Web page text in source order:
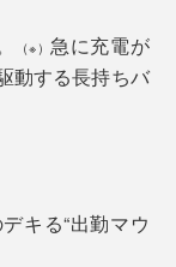
（※）急に充電が
動する長持ちバ
キる“出勤マウ